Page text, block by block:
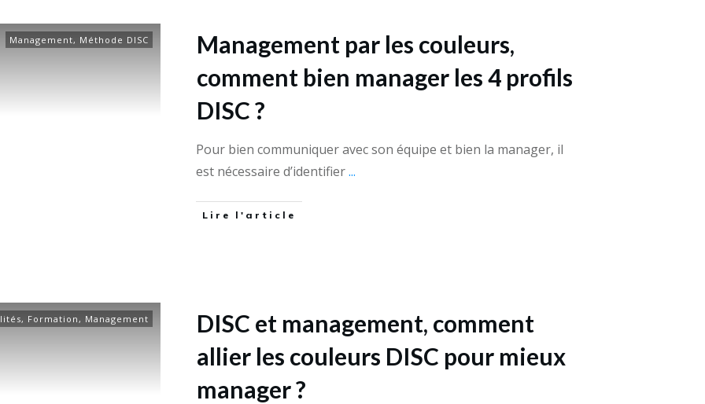
Management, Méthode DISC
Management par les couleurs,
comment bien manager les 4 profils
DISC ?
Pour bien communiquer avec son équipe et bien la manager, il
est nécessaire d’identifier...
Lire l'article
, Formation, Management
DISC et management, comment
allier les couleurs DISC pour mieux
manager ?